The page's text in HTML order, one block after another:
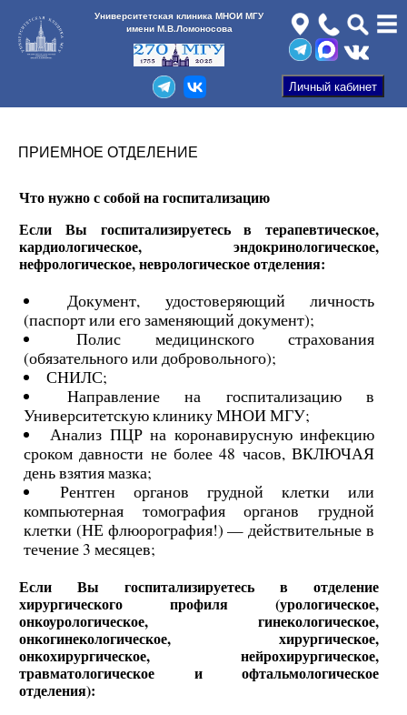
Университетская клиника МНОИ МГУ
имени М.В.Ломоносова
ПРИЕМНОЕ ОТДЕЛЕНИЕ
Что нужно с собой на госпитализацию
Если Вы госпитализируетесь в терапевтическое,
кардиологическое, эндокринологическое,
нефрологическое, неврологическое отделения:
Документ, удостоверяющий личность
(паспорт или его заменяющий документ);
Полис медицинского страхования
(обязательного или добровольного);
СНИЛС;
Направление на госпитализацию в
Университетскую клинику МНОИ МГУ;
Анализ ПЦР на коронавирусную инфекцию
сроком давности не более 48 часов, ВКЛЮЧАЯ
день взятия мазка;
Рентген органов грудной клетки или
компьютерная томография органов грудной
клетки (НЕ флюорография!) — действительные в
течение 3 месяцев;
Если Вы госпитализируетесь в отделение
хирургического профиля (урологическое,
онкоурологическое, гинекологическое,
онкогинекологическое, хирургическое,
онкохирургическое, нейрохирургическое,
травматологическое и офтальмологическое
отделения):